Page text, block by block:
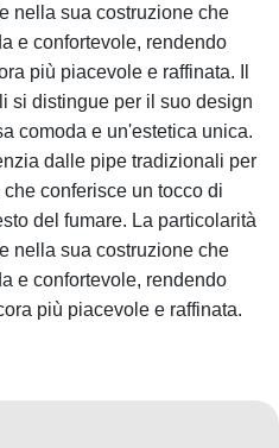
nella sua costruzione che
e confortevole, rendendo
più piacevole e raffinata. Il
si distingue per il suo design
comoda e un'estetica unica.
dalle pipe tradizionali per
conferisce un tocco di
del fumare. La particolarità
nella sua costruzione che
e confortevole, rendendo
più piacevole e raffinata.